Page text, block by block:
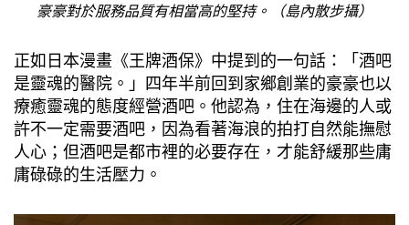
豪豪對於服務品質有相當高的堅持。（島內散步攝）
正如日本漫畫《王牌酒保》中提到的一句話：「酒吧
是靈魂的醫院。」四年半前回到家鄉創業的豪豪也以
療癒靈魂的態度經營酒吧。他認為，住在海邊的人或
許不一定需要酒吧，因為看著海浪的拍打自然能撫慰
人心；但酒吧是都市裡的必要存在，才能舒緩那些庸
庸碌碌的生活壓力。